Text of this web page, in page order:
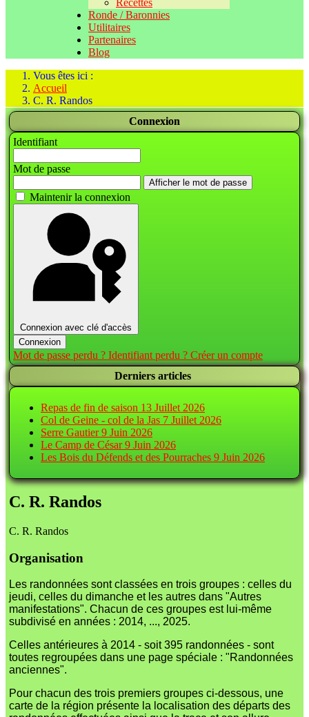
Recettes
Ronde / Baronnies
Utilitaires
Partenaires
Blog
Vous êtes ici :
Accueil
C. R. Randos
Connexion
Identifiant
Mot de passe
Afficher le mot de passe
Maintenir la connexion
Connexion avec clé d'accès
Connexion
Mot de passe perdu ? Identifiant perdu ? Créer un compte
Derniers articles
Repas de fin de saison 13 Juillet 2026
Col de Geine - col de la Jas 7 Juillet 2026
Serre Gautier9 Juin 2026
Le Camp de César9 Juin 2026
Les Bois du Défends et des Pourraches 9 Juin 2026
C. R. Randos
C. R. Randos
Organisation
Les randonnées sont classées en trois groupes : celles du
jeudi, celles du dimanche et les autres dans "Autres
manifestations". Chacun de ces groupes est lui-même
subdivisé en années : 2014, ..., 2025.
Celles antérieures à 2014 - soit 395 randonnées - sont
toutes regroupées dans une page spéciale : "Randonnées
anciennes".
Pour chacun des trois premiers groupes ci-dessous, une
carte de la région présente la localisation des départs des